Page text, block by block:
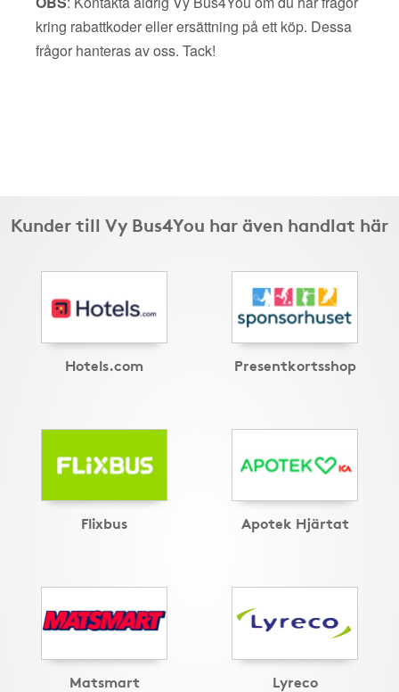
kring rabattkoder eller ersättning på ett köp. Dessa
frågor hanteras av oss. Tack!
Kunder till Vy Bus4You har även handlat här
Hotels.com Presentkortsshop
Flixbus Apotek Hjärtat
Matsmart Lyreco